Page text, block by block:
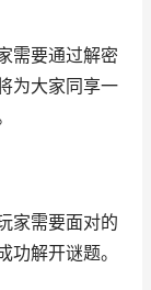
需要通过解密
为大家同享一
家需要面对的
解开谜题。